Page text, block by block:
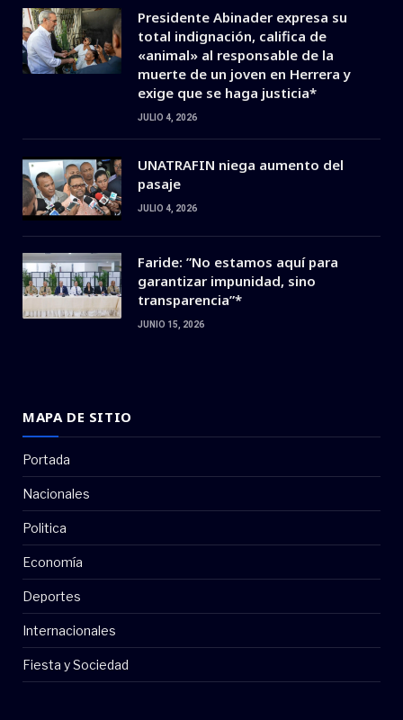
Presidente Abinader expresa su
total indignación, califica de
«animal» al responsable de la
muerte de un joven en Herrera y
exige que se haga justicia*
JULIO 4, 2026
UNATRAFIN niega aumento del
pasaje
JULIO 4, 2026
Faride: ”No estamos aquí para
garantizar impunidad, sino
transparencia”*
JUNIO 15, 2026
MAPA DE SITIO
Portada
Nacionales
Politica
Economía
Deportes
Internacionales
Fiesta y Sociedad